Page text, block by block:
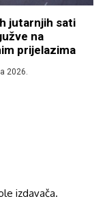
jutarnjih sati
na
prijelazima
2026.
izdavača.